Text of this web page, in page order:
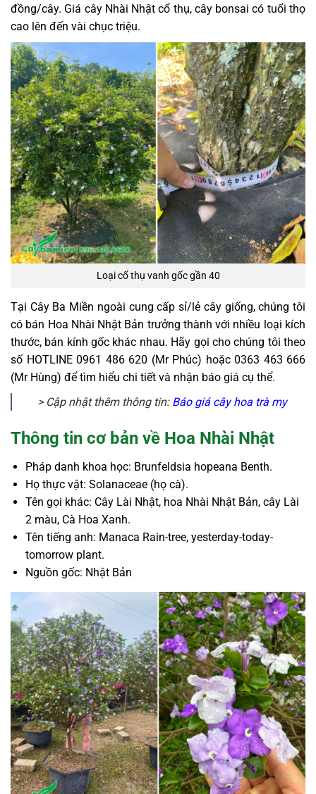
đồng/cây. Giá cây Nhài Nhật cổ thụ, cây bonsai có tuổi thọ
cao lên đến vài chục triệu.
Loại cổ thụ vanh gốc gần 40
Tại Cây Ba Miền ngoài cung cấp sỉ/lẻ cây giống, chúng tôi
có bán Hoa Nhài Nhật Bản trưởng thành với nhiều loại kích
thước, bán kính gốc khác nhau. Hãy gọi cho chúng tôi theo
số HOTLINE 0961 486 620 (Mr Phúc) hoặc 0363 463 666
(Mr Hùng) để tìm hiểu chi tiết và nhận báo giá cụ thể.
> Cập nhật thêm thông tin: Báo giá cây hoa trà my
Thông tin cơ bản về Hoa Nhài Nhật
Pháp danh khoa học: Brunfeldsia hopeana Benth.
Họ thực vật: Solanaceae (họ cà).
Tên gọi khác: Cây Lài Nhật, hoa Nhài Nhật Bản, cây Lài
2 màu, Cà Hoa Xanh.
Tên tiếng anh: Manaca Rain-tree, yesterday-today-
tomorrow plant.
Nguồn gốc: Nhật Bản